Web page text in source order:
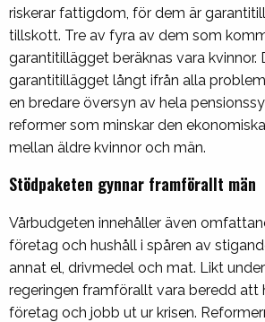
riskerar fattigdom, för dem är
tillskott. Tre av fyra av dem som
garantitillägget beräknas vara kvinnor.
garantitillägget långt ifrån alla
en bredare översyn av hela
reformer som minskar den
mellan äldre kvinnor och män.
Stödpaketen gynnar framförallt män
Vårbudgeten innehåller även
företag och hushåll i spåren av
annat el, drivmedel och mat. Likt
regeringen framförallt vara beredd att
företag och jobb ut ur krisen.